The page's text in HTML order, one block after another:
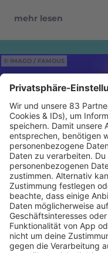
mehr lesen
IMAGO / FAMOUS
20.07.2026
Roger